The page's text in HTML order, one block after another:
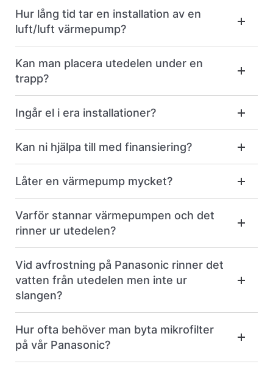
Hur lång tid tar en installation av en
luft/luft värmepump?
Kan man placera utedelen under en
trapp?
Ingår el i era installationer?
Kan ni hjälpa till med finansiering?
Låter en värmepump mycket?
Varför stannar värmepumpen och det
rinner ur utedelen?
Vid avfrostning på Panasonic rinner det
vatten från utedelen men inte ur
slangen?
Hur ofta behöver man byta mikrofilter
på vår Panasonic?